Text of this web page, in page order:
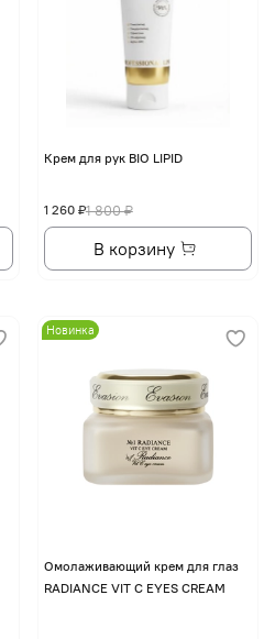
Крем для рук BIO LIPID
1 800 ₽
1 260 ₽
В корзину
Новинка
Омолаживающий крем для глаз
RADIANCE VIT C EYES CREAM